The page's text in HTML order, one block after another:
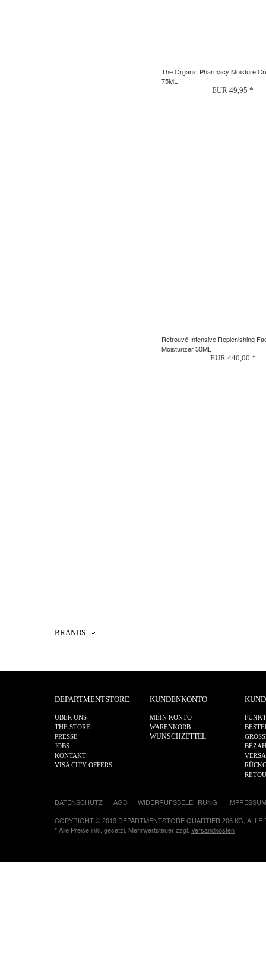
The Organic Pharmacy Moisture
75ML
EUR 49,95 *
Retrouvé Intensive Replenishing
Moisturizer 30ML
EUR 440,00 *
BRANDS
DEPARTMENTSTORE
ÜBER UNS
THE STORE
PRESSE
JOBS
KONTAKT
VISA CITY OFFERS
KUNDENKONTO
MEIN KONTO
WARENKORB
WUNSCHZETTEL
DATENSCHUTZ AGB WIDERRUFSBELEHRUNG
IMPRESSUM
COPYRIGHT © 2013 DEPARTMENTSTORE QUARTIER 206 KG, ALLE
* Alle Preise inkl. gesetzl. Mehrwertsteuer zzgl. Versandkosten